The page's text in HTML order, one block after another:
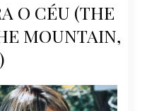
O CÉU (THE
MOUNTAIN,